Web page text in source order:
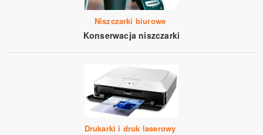
Niszczarki biurowe
Konserwacja niszczarki
Drukarki i druk laserowy